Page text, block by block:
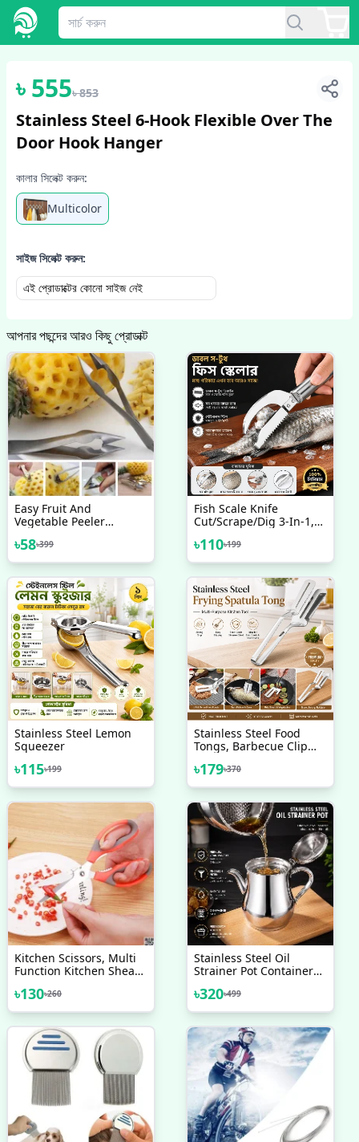
1/6
৳555৳853
Stainless Steel 6-Hook Flexible Over The
Door Hook Hanger
কালার সিলেক্ট করুন:
Multicolor
সাইজ সিলেক্ট করুন:
এই প্রোডাক্টের কোনো সাইজ নেই
আপনার পছন্দের আরও কিছু প্রোডাক্ট
Easy Fruit And
Vegetable Peeler
Cutter Stainless Steel
৳58৳399
Fish Scale Knife
Cut/Scrape/Dig 3-In-1,
Scaler Remover, 3-In-1
Fish Scaler Remover
Fish Scale Remover,
Stainless Steel 3 In 1
Fish Maw Knife
৳110৳199
Stainless Steel Lemon
Squeezer
৳115৳199
Stainless Steel Food
Tongs, Barbecue Clip
Egg Fried Fish Non-Stick
Grill Tongs BBQ Kitchen
৳179৳370
Kitchen Scissors, Multi
Function Kitchen Shears
Stainless Steel Kitchen
Scissor
৳130৳260
Stainless Steel Oil
Strainer Pot Container
Cooking Oil Pot
৳320৳499